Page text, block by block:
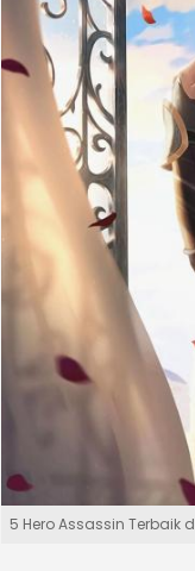
5 Hero Assassin Terbaik